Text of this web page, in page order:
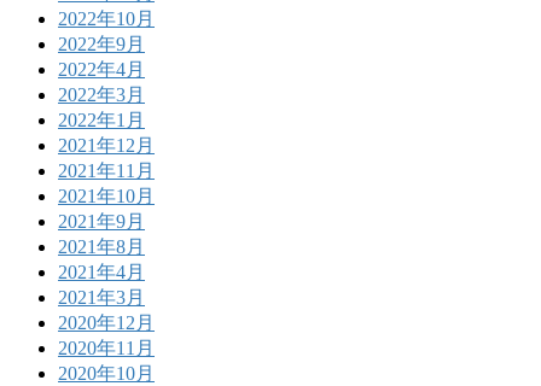
2022年10月
2022年9月
2022年4月
2022年3月
2022年1月
2021年12月
2021年11月
2021年10月
2021年9月
2021年8月
2021年4月
2021年3月
2020年12月
2020年11月
2020年10月